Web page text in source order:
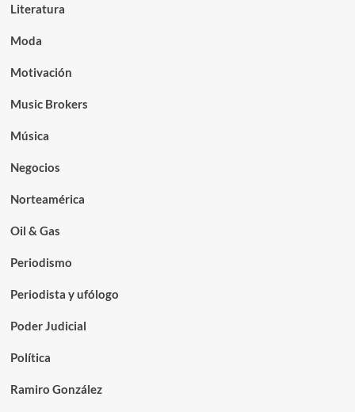
Literatura
Moda
Motivación
Music Brokers
Música
Negocios
Norteamérica
Oil & Gas
Periodismo
Periodista y ufólogo
Poder Judicial
Política
Ramiro González